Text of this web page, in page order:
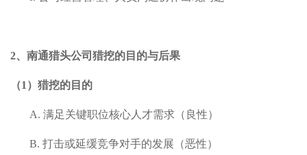
2、 南通猎头公司猎挖的目的与后果
（1 ） 猎挖的 目的
A. 满足关键职位核心人才需求（良性）
B. 打击或延缓竞争对手的发展（恶性）